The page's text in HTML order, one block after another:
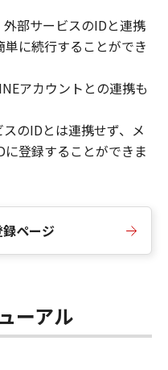
部サービスのIDと連携
に続行することができ
アカウントとの連携も
のIDとは連携せず、メ
登録することができま
ページ
ーアル